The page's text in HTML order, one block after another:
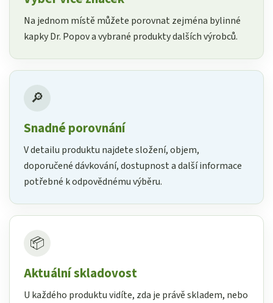
Na jednom místě můžete porovnat zejména bylinné
kapky Dr. Popov a vybrané produkty dalších výrobců.
🔎
Snadné porovnání
V detailu produktu najdete složení, objem,
doporučené dávkování, dostupnost a další informace
potřebné k odpovědnému výběru.
📦
Aktuální skladovost
U každého produktu vidíte, zda je právě skladem, nebo